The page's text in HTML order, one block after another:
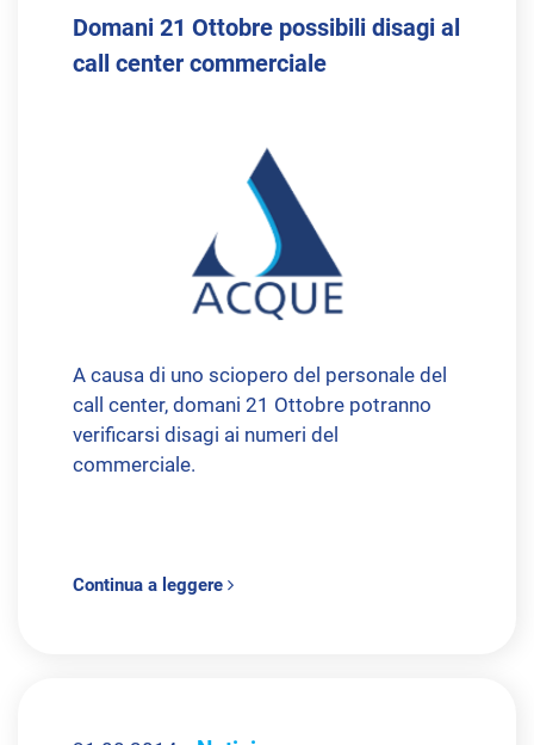
Domani 21 Ottobre possibili disagi al
call center commerciale
A causa di uno sciopero del personale del
call center, domani 21 Ottobre potranno
verificarsi disagi ai numeri del
commerciale.
Continua a leggere